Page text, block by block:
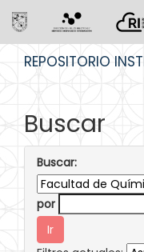
REPOSITORIO
Buscar
Buscar:
por